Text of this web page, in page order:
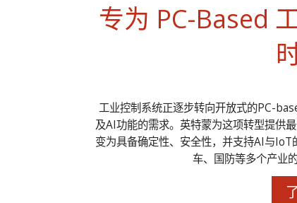
专为 PC-Based
工业控制系统正逐步转向开放式的PC-
及AI功能的需求。英特蒙为这项转型提供
变为具备确定性、安全性，并支持AI与
车、国防等多个产业